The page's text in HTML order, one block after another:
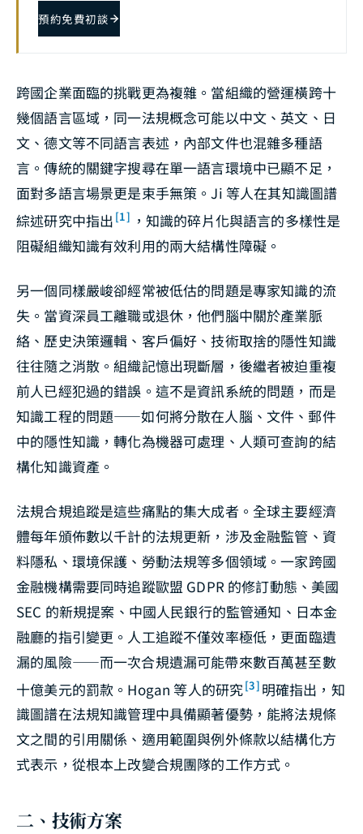
預約免費初談
跨國企業面臨的挑戰更為複雜。當組織的營運橫跨十
幾個語言區域，同一法規概念可能以中文、英文、日
文、德文等不同語言表述，內部文件也混雜多種語
言。傳統的關鍵字搜尋在單一語言環境中已顯不足，
面對多語言場景更是束手無策。Ji 等人在其知識圖譜
綜述研究中指出 [1] ，知識的碎片化與語言的多樣性是
阻礙組織知識有效利用的兩大結構性障礙。
另一個同樣嚴峻卻經常被低估的問題是專家知識的流
失。當資深員工離職或退休，他們腦中關於產業脈
絡、歷史決策邏輯、客戶偏好、技術取捨的隱性知識
往往隨之消散。組織記憶出現斷層，後繼者被迫重複
前人已經犯過的錯誤。這不是資訊系統的問題，而是
知識工程的問題——如何將分散在人腦、文件、郵件
中的隱性知識，轉化為機器可處理、人類可查詢的結
構化知識資產。
法規合規追蹤是這些痛點的集大成者。全球主要經濟
體每年頒佈數以千計的法規更新，涉及金融監管、資
料隱私、環境保護、勞動法規等多個領域。一家跨國
金融機構需要同時追蹤歐盟 GDPR 的修訂動態、美國
SEC 的新規提案、中國人民銀行的監管通知、日本金
融廳的指引變更。人工追蹤不僅效率極低，更面臨遺
漏的風險——而一次合規遺漏可能帶來數百萬甚至數
十億美元的罰款。Hogan 等人的研究[3] 明確指出，知
識圖譜在法規知識管理中具備顯著優勢，能將法規條
文之間的引用關係、適用範圍與例外條款以結構化方
式表示，從根本上改變合規團隊的工作方式。
二、技術方案